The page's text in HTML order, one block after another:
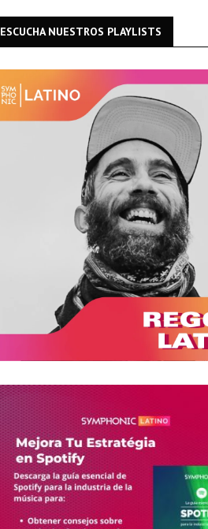
ESCUCHA NUESTROS PLAYLISTS